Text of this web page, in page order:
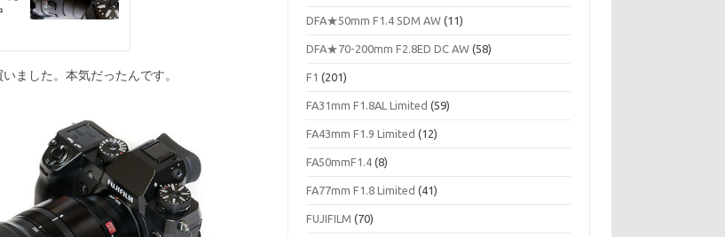
ました。本気だったんです。
DFA★50mm F1.4 SDM AW (11)
DFA★70-200mm F2.8ED DC AW (58)
F1 (201)
FA31mm F1.8AL Limited (59)
FA43mm F1.9 Limited (12)
FA50mmF1.4 (8)
FA77mm F1.8 Limited (41)
FUJIFILM (70)